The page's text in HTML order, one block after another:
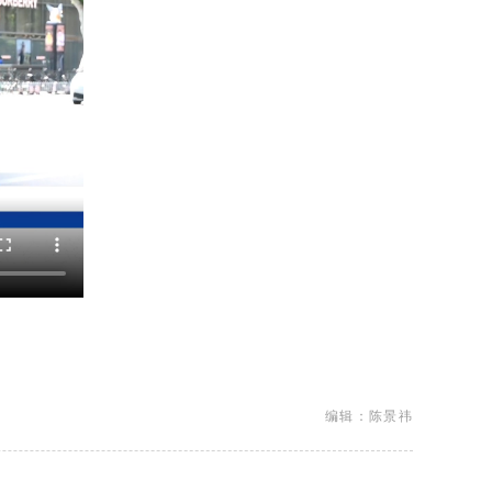
编辑：陈景祎